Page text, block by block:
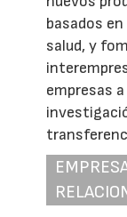
basados
salud, y
empresas